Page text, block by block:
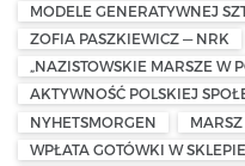
MODELE GENERATYWNEJ
ZOFIA PASZKIEWICZ — NRK
„NAZISTOWSKIE MARSZE W
AKTYWNOŚĆ POLSKIEJ
NYHETSMORGEN
WPŁATA GOTÓWKI W SKLEPIE